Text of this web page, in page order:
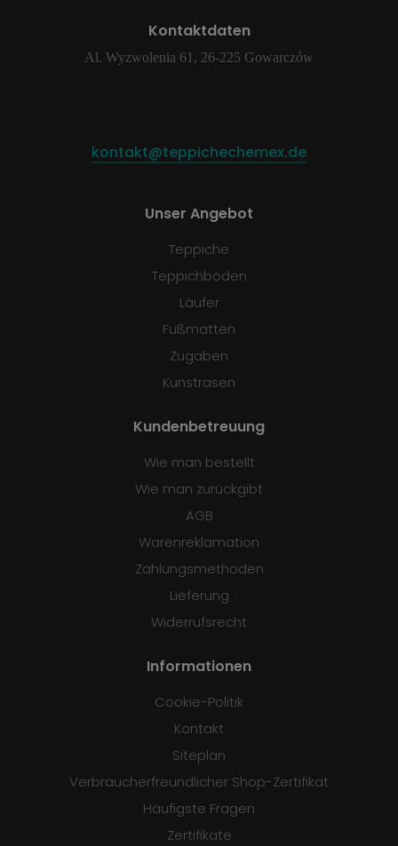
Kontaktdaten
Al. Wyzwolenia 61, 26-225 Gowarczów
kontakt@teppichechemex.de
Unser Angebot
Teppiche
Teppichböden
Läufer
Fußmatten
Zugaben
Kunstrasen
Kundenbetreuung
Wie man bestellt
Wie man zurückgibt
AGB
Warenreklamation
Zahlungsmethoden
Lieferung
Widerrufsrecht
Informationen
Cookie-Politik
Kontakt
Siteplan
Verbraucherfreundlicher Shop-Zertifikat
Häufigste Fragen
Zertifikate